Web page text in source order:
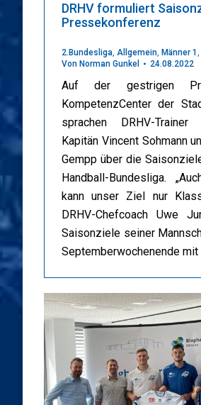
DRHV formuliert
Pressekonferenz
2.Bundesliga, Allgemein, Männer 1 ,
Von Norman Gunkel 24.08.2022
Auf der gestrigen
KompetenzCenter der
sprachen DRHV-
Kapitän Vincent Sohmann
Gempp über die
Handball-Bundesliga.
kann unser Ziel nur
DRHV-Chefcoach Uwe
Saisonziele seiner
Septemberwochenende mit